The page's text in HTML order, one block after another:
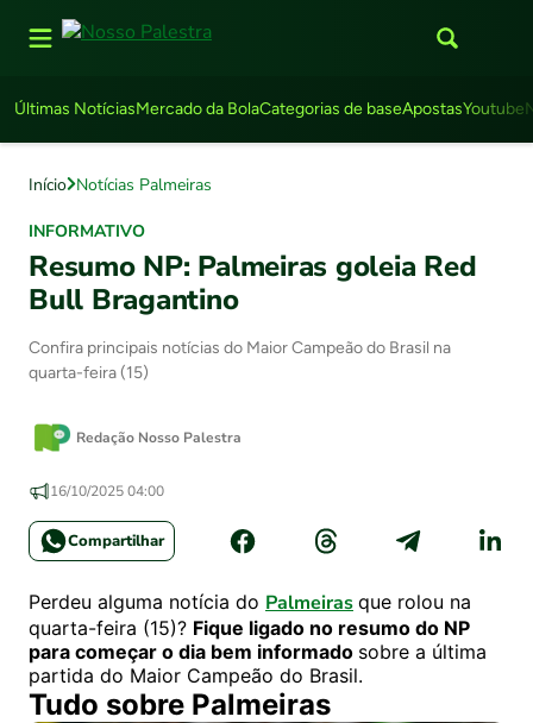
Últimas NotíciasMercado da BolaCategorias de baseApostasYoutube
Início Notícias Palmeiras
INFORMATIVO
Resumo NP: Palmeiras goleia Red
Bull Bragantino
Confira principais notícias do Maior Campeão do Brasil na
quarta-feira (15)
Redação Nosso Palestra
16/10/2025 04:00
Compartilhar
Perdeu alguma notícia do Palmeiras que rolou na
quarta-feira (15)? Fique ligado no resumo do NP
para começar o dia bem informado sobre a última
partida do Maior Campeão do Brasil.
Tudo sobre Palmeiras